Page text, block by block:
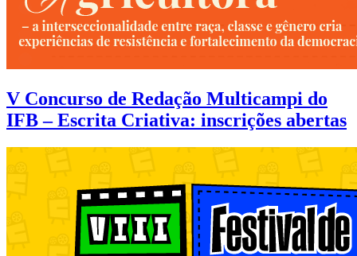
V Concurso de Redação Multicampi do
IFB – Escrita Criativa: inscrições abertas